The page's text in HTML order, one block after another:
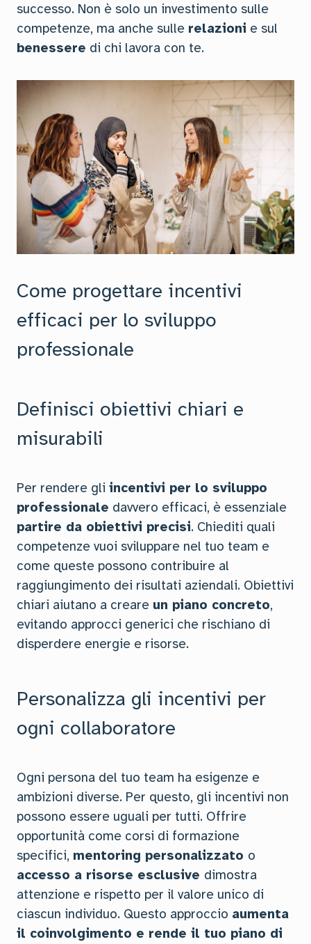
successo. Non è solo un investimento sulle
competenze, ma anche sulle relazioni e sul
benessere di chi lavora con te.
Come progettare incentivi
efficaci per lo sviluppo
professionale
Definisci obiettivi chiari e
misurabili
Per rendere gli incentivi per lo sviluppo
professionale davvero efficaci, è essenziale
partire da obiettivi precisi. Chiediti quali
competenze vuoi sviluppare nel tuo team e
come queste possono contribuire al
raggiungimento dei risultati aziendali. Obiettivi
chiari aiutano a creare un piano concreto,
evitando approcci generici che rischiano di
disperdere energie e risorse.
Personalizza gli incentivi per
ogni collaboratore
Ogni persona del tuo team ha esigenze e
ambizioni diverse. Per questo, gli incentivi non
possono essere uguali per tutti. Offrire
opportunità come corsi di formazione
specifici, mentoring personalizzato o
accesso a risorse esclusive dimostra
attenzione e rispetto per il valore unico di
ciascun individuo. Questo approccio aumenta
il coinvolgimento e rende il tuo piano di